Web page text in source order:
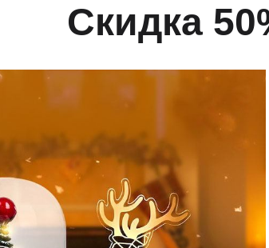
Скидка